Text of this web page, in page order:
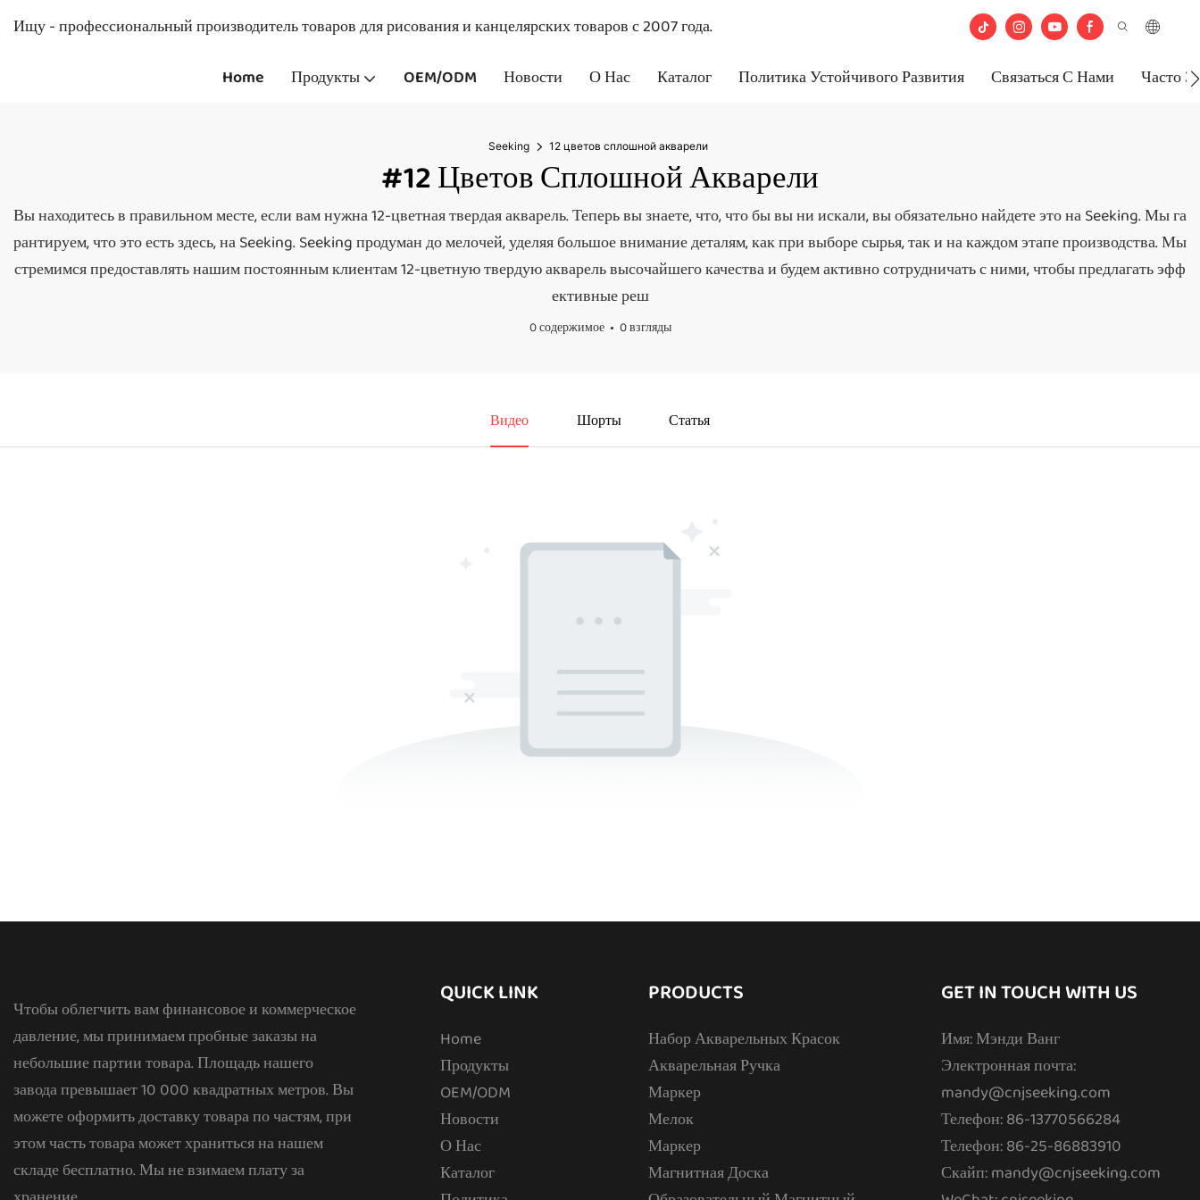
Ищу - профессиональный производитель товаров для рисования и канцелярских товаров с 2007 года.
Home Продукты OEM/ODM Новости О Нас Каталог Политика Устойчивого Развития Связаться С Нами Часто
Seeking 12 цветов сплошной акварели
#12 Цветов Сплошной Акварели
Вы находитесь в правильном месте, если вам нужна 12-цветная твердая акварель. Теперь вы знаете, что, что бы вы ни искали, вы обязательно найдете это на Seeking. Мы га
рантируем, что это есть здесь, на Seeking. Seeking продуман до мелочей, уделяя большое внимание деталям, как при выборе сырья, так и на каждом этапе производства. Мы
стремимся предоставлять нашим постоянным клиентам 12-цветную твердую акварель высочайшего качества и будем активно сотрудничать с ними, чтобы предлагать эфф
ективные реш
0 содержимое 0 взгляды
Видео Шорты Статья
Чтобы облегчить вам финансовое и коммерческое
давление, мы принимаем пробные заказы на
небольшие партии товара. Площадь нашего
завода превышает 10 000 квадратных метров. Вы
можете оформить доставку товара по частям, при
этом часть товара может храниться на нашем
складе бесплатно. Мы не взимаем плату за
QUICK LINK
Home
Продукты
OEM/ODM
Новости
О Нас
Каталог
PRODUCTS
Набор Акварельных Красок
Акварельная Ручка
Маркер
Мелок
Маркер
Магнитная Доска
GET IN TOUCH WITH US
Имя: Мэнди Ванг
Электронная почта:
mandy@cnjseeking.com
Телефон: 86-13770566284
Телефон: 86-25-86883910
Скайп: mandy@cnjseeking.com